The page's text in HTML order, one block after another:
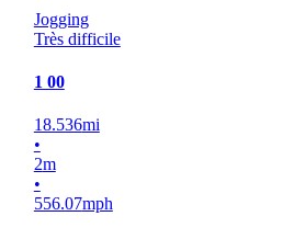
Jogging
Très difficile
1 00
18.536mi
•
2m
•
556.07mph